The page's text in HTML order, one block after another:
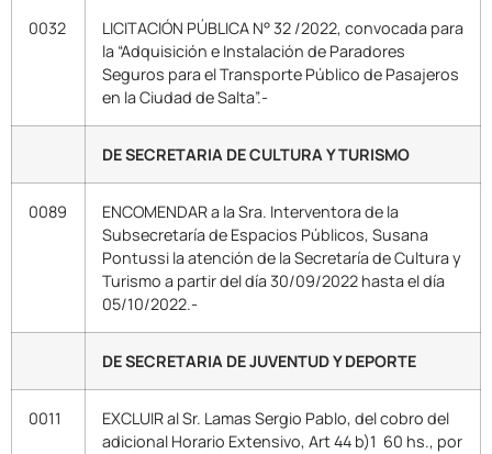
0032
LICITACIÓN PÚBLICA N° 32 /2022, convocada para
la “Adquisición e Instalación de Paradores
Seguros para el Transporte Público de Pasajeros
en la Ciudad de Salta”.-
DE SECRETARIA DE CULTURA Y TURISMO
0089
ENCOMENDAR a la Sra. Interventora de la
Subsecretaría de Espacios Públicos, Susana
Pontussi la atención de la Secretaría de Cultura y
Turismo a partir del día 30/09/2022 hasta el día
05/10/2022.-
DE SECRETARIA DE JUVENTUD Y DEPORTE
0011
EXCLUIR al Sr. Lamas Sergio Pablo, del cobro del
adicional Horario Extensivo, Art 44 b)1 60 hs., por